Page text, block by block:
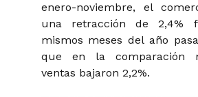
enero-noviembre, el
una retracción de 2,4%
mismos meses del año
que en la comparación
ventas bajaron 2,2%.